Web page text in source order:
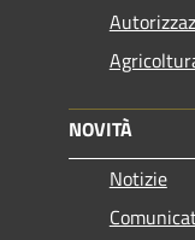
NOVITÀ
Notizie